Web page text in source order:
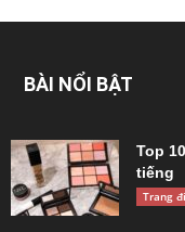
BÀI NỔI BẬT
Top
tiếng
Trang